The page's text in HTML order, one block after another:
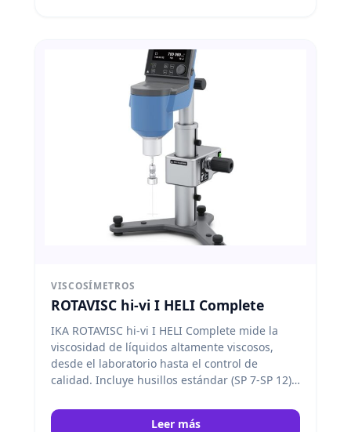
VISCOSÍMETROS
ROTAVISC hi-vi I HELI Complete
IKA ROTAVISC hi-vi I HELI Complete mide la
viscosidad de líquidos altamente viscosos,
desde el laboratorio hasta el control de
calidad. Incluye husillos estándar (SP 7-SP 12),
conectores y soporte HELISTAND. IKA
Leer más